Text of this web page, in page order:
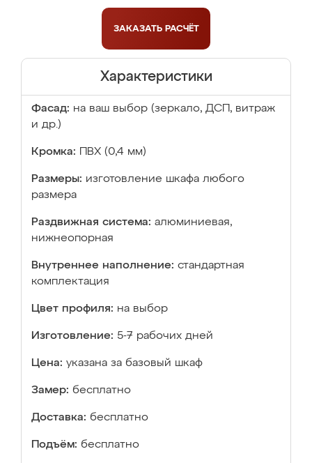
ЗАКАЗАТЬ РАСЧЁТ
Характеристики
Фасад: на ваш выбор (зеркало, ДСП, витраж
и др.)
Кромка: ПВХ (0,4 мм)
Размеры: изготовление шкафа любого
размера
Раздвижная система: алюминиевая,
нижнеопорная
Внутреннее наполнение: стандартная
комплектация
Цвет профиля: на выбор
Изготовление: 5-7 рабочих дней
Цена: указана за базовый шкаф
Замер: бесплатно
Доставка: бесплатно
Подъём: бесплатно